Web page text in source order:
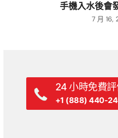
手機入水後會
7 月 16,
24 小時免費
+1 (888) 440-